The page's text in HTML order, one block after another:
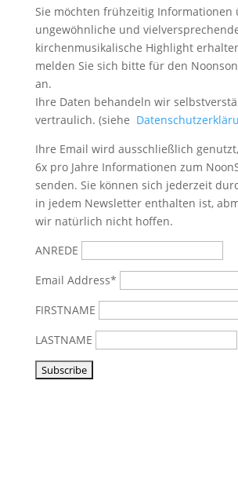
Sie möchten frühzeitig Informationen
ungewöhnliche und
kirchenmusikalische Highlight
melden Sie sich bitte für den
an.
Ihre Daten behandeln wir
vertraulich. (siehe
Ihre Email wird ausschließlich
6x pro Jahre Informationen zum
senden. Sie können sich jederzeit
in jedem Newsletter enthalten ist,
wir natürlich nicht hoffen.
ANREDE
Email Address*
FIRSTNAME
LASTNAME